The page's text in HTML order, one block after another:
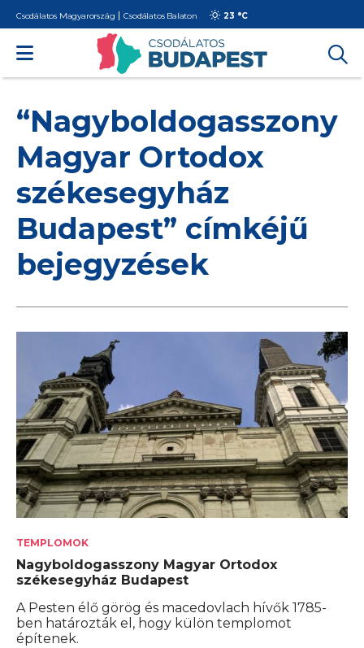
Csodálatos Magyarország Csodálatos Balaton 23 °C
“Nagyboldogasszony
Magyar Ortodox
székesegyház
Budapest” címkéjű
bejegyzések
TEMPLOMOK
Nagyboldogasszony Magyar Ortodox
székesegyház Budapest
A Pesten élő görög és macedovlach hívők 1785-
ben határozták el, hogy külön templomot
építenek.